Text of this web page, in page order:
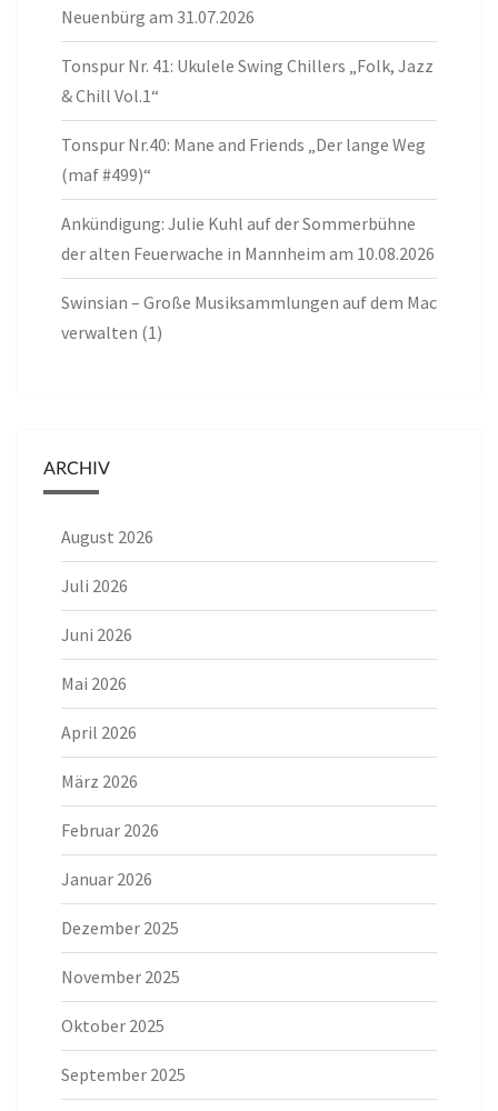
Neuenbürg am 31.07.2026
Tonspur Nr. 41: Ukulele Swing Chillers „Folk, Jazz
& Chill Vol.1“
Tonspur Nr.40: Mane and Friends „Der lange Weg
(maf #499)“
Ankündigung: Julie Kuhl auf der Sommerbühne
der alten Feuerwache in Mannheim am 10.08.2026
Swinsian – Große Musiksammlungen auf dem Mac
verwalten (1)
ARCHIV
August 2026
Juli 2026
Juni 2026
Mai 2026
April 2026
März 2026
Februar 2026
Januar 2026
Dezember 2025
November 2025
Oktober 2025
September 2025